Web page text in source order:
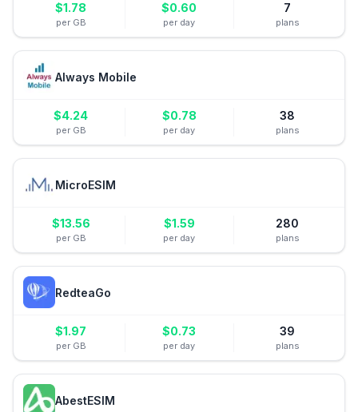
$1.78
per GB
$0.60
per day
7
plans
Always Mobile
$4.24
per GB
$0.78
per day
38
plans
MicroESIM
$13.56
per GB
$1.59
per day
280
plans
RedteaGo
$1.97
per GB
$0.73
per day
39
plans
AbestESIM